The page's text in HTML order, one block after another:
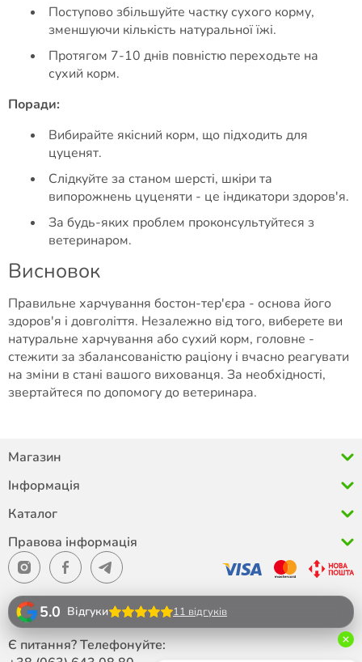
Поступово збільшуйте частку сухого корму,
зменшуючи кількість натуральної їжі.
Протягом 7-10 днів повністю переходьте на
сухий корм.
Поради:
Вибирайте якісний корм, що підходить для
цуценят.
Слідкуйте за станом шерсті, шкіри та
випорожнень цуценяти - це індикатори здоров'я.
За будь-яких проблем проконсультуйтеся з
ветеринаром.
Висновок
Правильне харчування бостон-тер'єра - основа його
здоров'я і довголіття. Незалежно від того, виберете ви
натуральне харчування або сухий корм, головне -
стежити за збалансованістю раціону і вчасно реагувати
на зміни в стані вашого вихованця. За необхідності,
звертайтеся по допомогу до ветеринара.
Магазин
Інформація
Каталог
Правова інформація
5.0 Відгуки 11 відгуків
Є питання? Телефонуйте: